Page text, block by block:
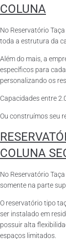
COLUNA
No Reservatório
toda a estrutura da
Além do mais, a
específicos para
personalizando os
Capacidades entre
Ou construímos seu
COLUNA
No Reservatório
somente na parte
O reservatório tipo
ser instalado em
possuir alta
espaços limitados.